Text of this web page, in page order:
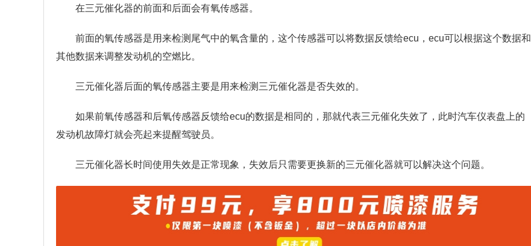
在三元催化器的前面和后面会有氧传感器。
前面的氧传感器是用来检测尾气中的氧含量的，这个传感器可以将数据反馈给ecu，ecu可以根据这个数据和
其他数据来调整发动机的空燃比。
三元催化器后面的氧传感器主要是用来检测三元催化器是否失效的。
如果前氧传感器和后氧传感器反馈给ecu的数据是相同的，那就代表三元催化失效了，此时汽车仪表盘上的
发动机故障灯就会亮起来提醒驾驶员。
三元催化器长时间使用失效是正常现象，失效后只需要更换新的三元催化器就可以解决这个问题。